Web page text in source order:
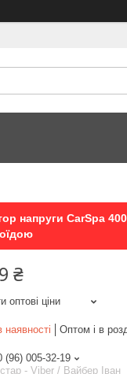
напруги CarSpa
₴
оптові ціни
Оптом і в
(96) 005-32-19
- Viber / Вайбер Іван